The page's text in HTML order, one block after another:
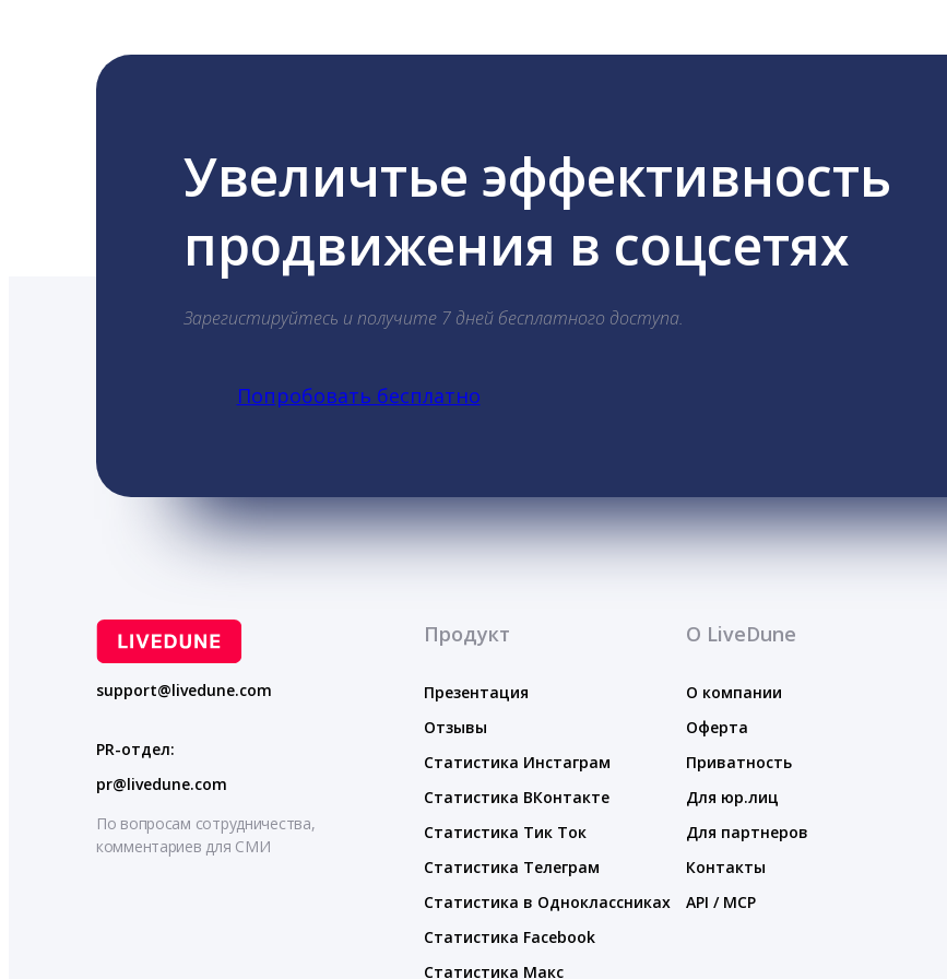
Увеличтье эффективность
продвижения в соцсетях
Зарегистируйтесь и получите 7 дней бесплатного доступа.
Попробовать бесплатно
support@livedune.com
PR-отдел:
pr@livedune.com
По вопросам сотрудничества,
комментариев для СМИ
Продукт
Презентация
Отзывы
Статистика Инстаграм
Статистика ВКонтакте
Статистика Тик Ток
Статистика Телеграм
Статистика в Одноклассниках
Статистика Facebook
Статистика Макс
О LiveDune
О компании
Оферта
Приватность
Для юр.лиц
Для партнеров
Контакты
API / MCP